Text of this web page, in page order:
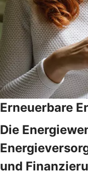
Erneuerbare
Die
und